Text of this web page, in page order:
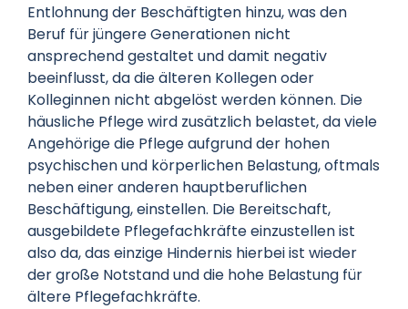
Entlohnung der Beschäftigten hinzu, was den
Beruf für jüngere Generationen nicht
ansprechend gestaltet und damit negativ
beeinflusst, da die älteren Kollegen oder
Kolleginnen nicht abgelöst werden können. Die
häusliche Pflege wird zusätzlich belastet, da viele
Angehörige die Pflege aufgrund der hohen
psychischen und körperlichen Belastung, oftmals
neben einer anderen hauptberuflichen
Beschäftigung, einstellen. Die Bereitschaft,
ausgebildete Pflegefachkräfte einzustellen ist
also da, das einzige Hindernis hierbei ist wieder
der große Notstand und die hohe Belastung für
ältere Pflegefachkräfte.